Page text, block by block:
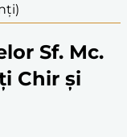
Sf. Mc.
Chir și